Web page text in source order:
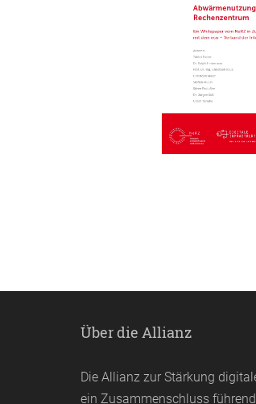
Über die Allianz
Die Allianz zur Stärkung
ein Zusammenschluss